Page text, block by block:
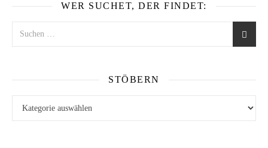
WER SUCHET, DER FINDET:
STÖBERN